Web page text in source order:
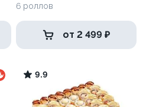
6 роллов
от 2 499 ₽
9.9